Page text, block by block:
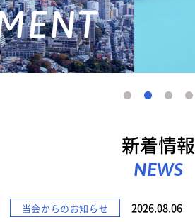
新着情報
NEWS
当会からのお知らせ 2026.08.06